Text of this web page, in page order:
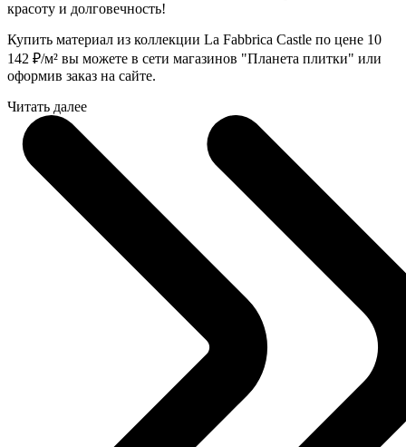
красоту и долговечность!
Купить материал из коллекции La Fabbrica Castle по цене 10
142 ₽/м² вы можете в сети магазинов "Планета плитки" или
оформив заказ на сайте.
Читать далее